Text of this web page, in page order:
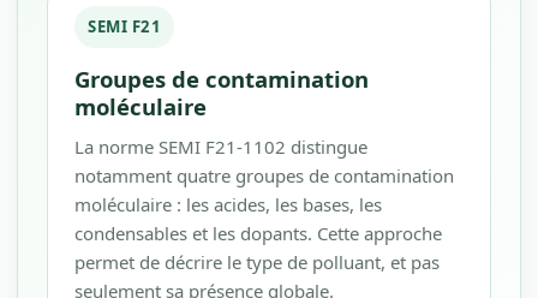
SEMI F21
Groupes de contamination
moléculaire
La norme SEMI F21-1102 distingue
notamment quatre groupes de contamination
moléculaire : les acides, les bases, les
condensables et les dopants. Cette approche
permet de décrire le type de polluant, et pas
seulement sa présence globale.